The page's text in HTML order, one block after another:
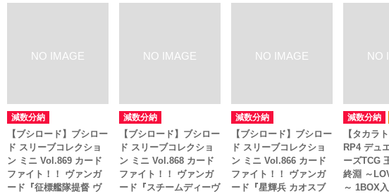
減数分納
【ブシロード】ブシロー
ド スリーブコレクショ
ン ミニ Vol.869 カード
ファイト！！ ヴァンガ
ード『征標艦隊提督 ヴ
減数分納
【ブシロード】ブシロー
ド スリーブコレクショ
ン ミニ Vol.868 カード
ファイト！！ ヴァンガ
ード『スチームディーヴ
減数分納
【ブシロード】ブシロー
ド スリーブコレクショ
ン ミニ Vol.866 カード
ファイト！！ ヴァンガ
ード『星輝兵 カオスブ
減数分納
【タカラ
RP4 デュ
ーズTCG
終淵 ～
～ 1BOX